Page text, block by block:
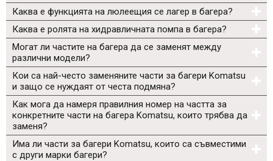
Каква е функцията на люлеещия се лагер в багера?
Каква е ролята на хидравличната помпа в багера?
Могат ли частите на багера да се заменят между
различни модели?
Кои са най-често заменяните части за багери Komatsu
и защо се нуждаят от честа подмяна?
Как мога да намеря правилния номер на частта за
конкретните части на багера Komatsu, които трябва да
заменя?
Има ли части за багери Komatsu, които са съвместими
с други марки багери?